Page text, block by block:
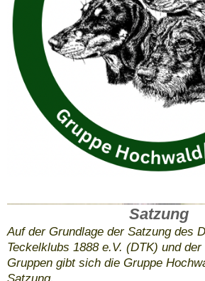
DTK Gruppe
Satzung
Auf der Grundlage der Satzung des
Teckelklubs 1888 e.V. (DTK) und
Gruppen gibt sich die Gruppe